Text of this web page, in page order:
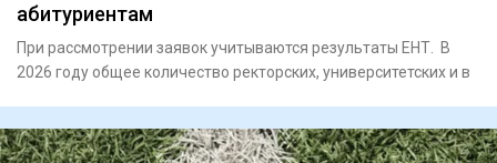
абитуриентам
При рассмотрении заявок учитываются результаты ЕНТ. В
2026 году общее количество ректорских, университетских и в